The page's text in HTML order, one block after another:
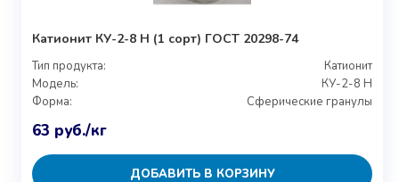
Катионит КУ-2-8 Н (1 сорт) ГОСТ 20298-74
Тип продукта:
Катионит
Модель:
КУ-2-8 Н
Форма:
Сферические гранулы
63 руб./кг
ДОБАВИТЬ В КОРЗИНУ